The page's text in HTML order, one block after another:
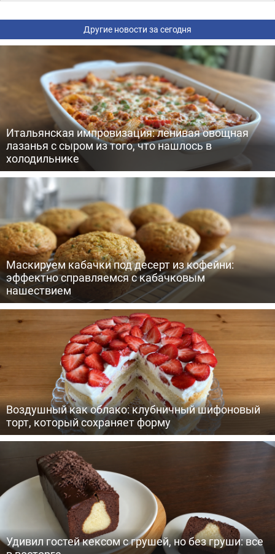
Другие новости за сегодня
Итальянская импровизация: ленивая овощная
лазанья с сыром из того, что нашлось в
холодильнике
Маскируем кабачки под десерт из кофейни:
эффектно справляемся с кабачковым
нашествием
Воздушный как облако: клубничный шифоновый
торт, который сохраняет форму
Удивил гостей кексом с грушей, но без груши: все